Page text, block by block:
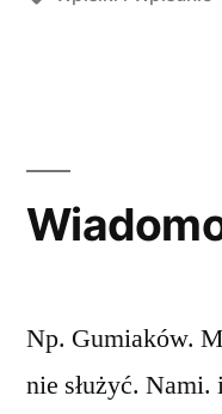
Np. Gumiaków.
nie służyć.